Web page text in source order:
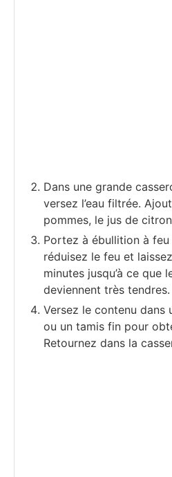
Dans une grande
versez l’eau filtrée.
pommes, le jus de
Portez à ébullition à
réduisez le feu et
minutes jusqu’à ce que
deviennent très tendres.
Versez le contenu dans
ou un tamis fin pour
Retournez dans la